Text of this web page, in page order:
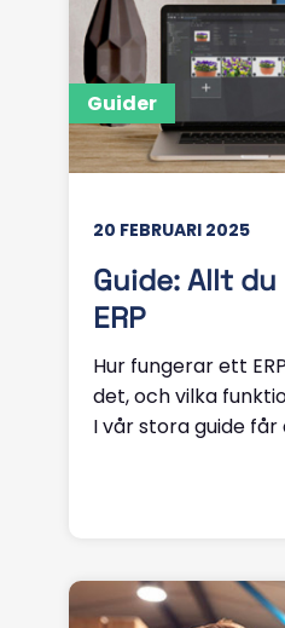
Guider
20 FEBRUARI 2025
Guide: Allt
ERP
Hur fungerar ett
det, och vilka
I vår stora guide får